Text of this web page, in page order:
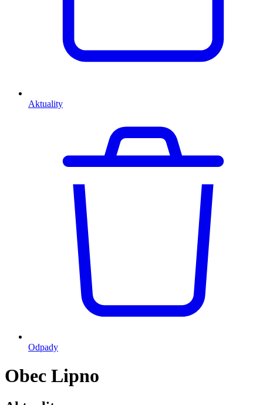
Aktuality
Odpady
Obec Lipno